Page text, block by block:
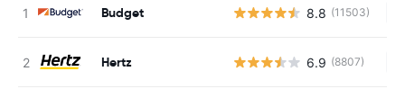
Budget 8.8 (11503)
Hertz 6.9 (8807)